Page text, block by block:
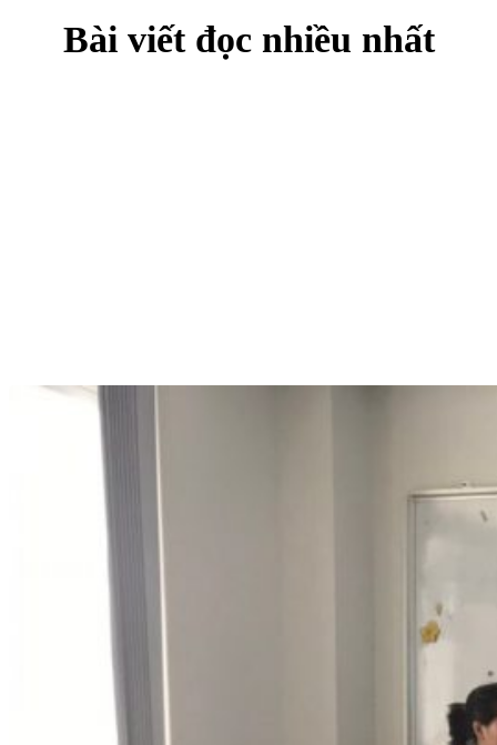
Bài viết đọc nhiều nhất